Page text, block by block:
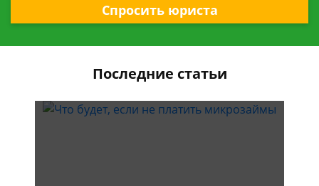
Спросить юриста
Последние статьи